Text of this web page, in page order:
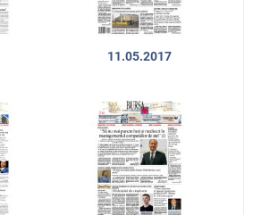
11.05.2017